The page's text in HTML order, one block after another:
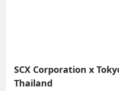
SCX Corporation x
Thailand